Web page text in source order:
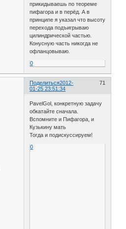
прикидываешь по теореме
пифагора и в перёд. А в
принципе я указал что высоту
перехода подъигрываю
цилиндрической частью.
Конусную часть никогда не
офланцовываю.
0
Поделиться 71
2012-
01-25 23:51:34
PavelGol, конкретную задачу
обкатайте сначала.
Вспомните и Пифагора, и
Кузькину мать
Тогда и подискуссируем!
0